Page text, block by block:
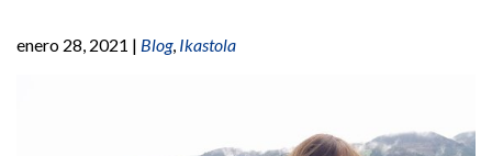
enero 28, 2021 | Blog, Ikastola